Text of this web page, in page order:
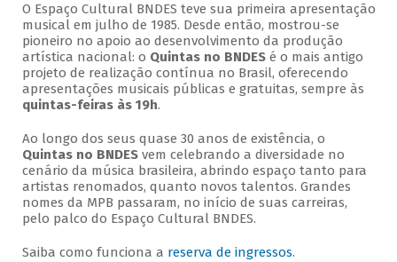
O Espaço Cultural BNDES teve sua primeira apresentação
musical em julho de 1985. Desde então, mostrou-se
pioneiro no apoio ao desenvolvimento da produção
artística nacional: o Quintas no BNDESé o mais antigo
projeto de realização contínua no Brasil, oferecendo
apresentações musicais públicas e gratuitas, sempre às
quintas-feiras às 19h.
Ao longo dos seus quase 30 anos de existência, o
Quintas no BNDESvem celebrando a diversidade no
cenário da música brasileira, abrindo espaço tanto para
artistas renomados, quanto novos talentos. Grandes
nomes da MPB passaram, no início de suas carreiras,
pelo palco do Espaço Cultural BNDES.
Saiba como funciona a reserva de ingressos.